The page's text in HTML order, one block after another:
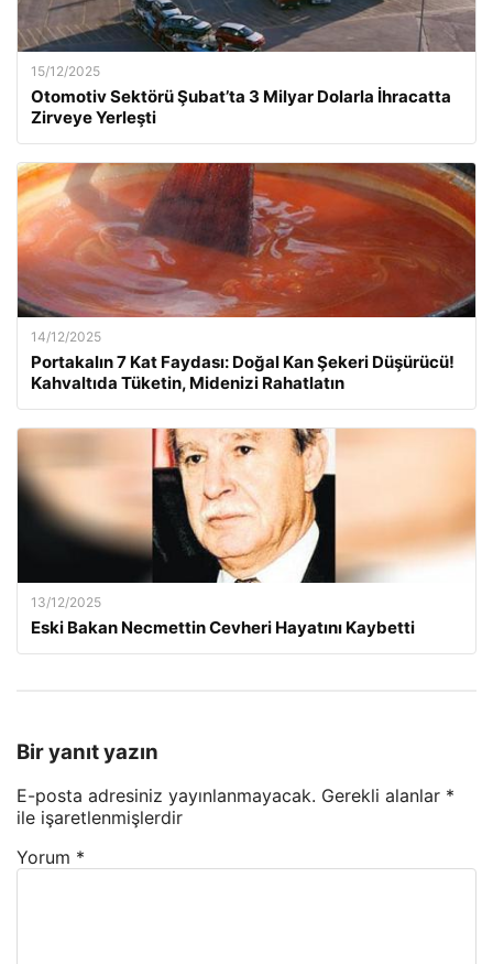
15/12/2025
Otomotiv Sektörü Şubat’ta 3 Milyar Dolarla İhracatta
Zirveye Yerleşti
14/12/2025
Portakalın 7 Kat Faydası: Doğal Kan Şekeri Düşürücü!
Kahvaltıda Tüketin, Midenizi Rahatlatın
13/12/2025
Eski Bakan Necmettin Cevheri Hayatını Kaybetti
Bir yanıt yazın
E-posta adresiniz yayınlanmayacak. Gerekli alanlar *
ile işaretlenmişlerdir
Yorum *